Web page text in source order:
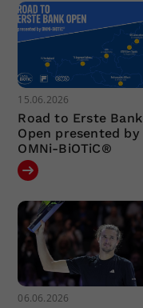
15.06.2026
Road to Erste Bank
Open presented by
OMNi-BiOTiC®
06.06.2026